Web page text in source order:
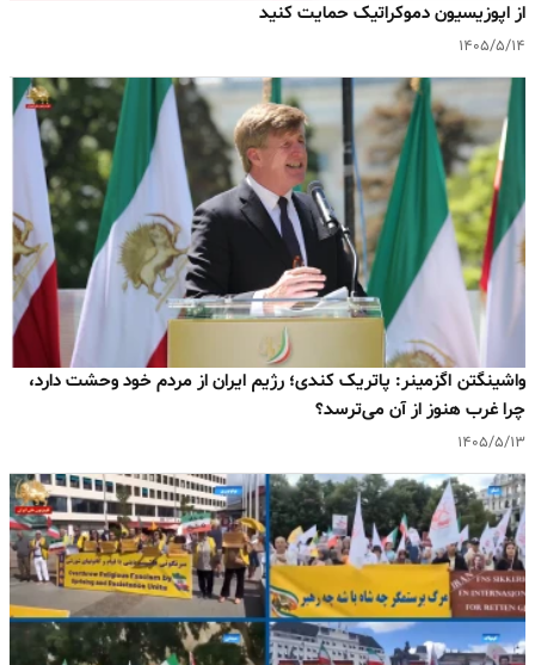
‌از اپوزیسیون دموکراتیک حمایت کنید
۱۴۰۵/۵/۱۴
واشینگتن اگزمینر: پاتریک کندی؛ رژیم ایران از مردم خود وحشت دارد،
چرا غرب هنوز از آن می‌ترسد؟
۱۴۰۵/۵/۱۳